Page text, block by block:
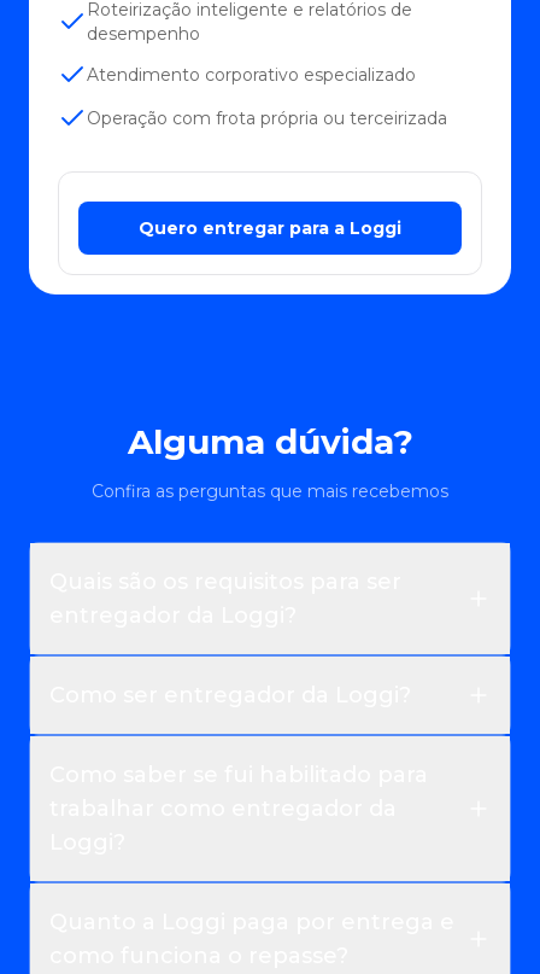
Roteirização inteligente e relatórios de
desempenho
Atendimento corporativo especializado
Operação com frota própria ou terceirizada
Quero entregar para a Loggi
Alguma dúvida?
Confira as perguntas que mais recebemos